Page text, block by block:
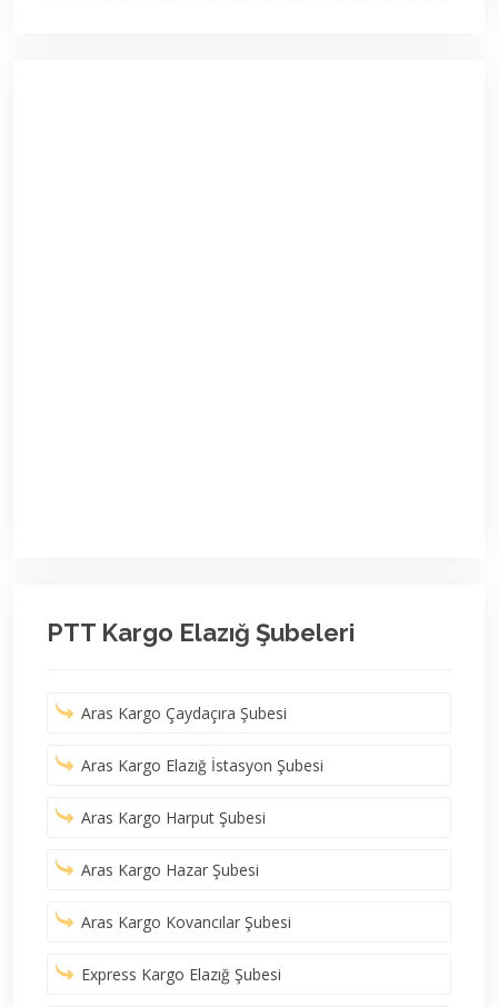
PTT Kargo Elazığ Şubeleri
Aras Kargo Çaydaçıra Şubesi
Aras Kargo Elazığ İstasyon Şubesi
Aras Kargo Harput Şubesi
Aras Kargo Hazar Şubesi
Aras Kargo Kovancılar Şubesi
Express Kargo Elazığ Şubesi